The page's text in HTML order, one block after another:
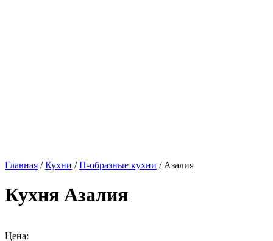
Главная /Кухни /П-образные кухни / Азалия
Кухня Азалия
Цена: